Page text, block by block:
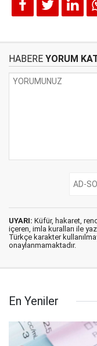
HABERE YORUM
UYARI: Küfür, hakaret,
içeren, imla kuralları ile
Türkçe karakter
onaylanmamaktadır.
En Yeniler